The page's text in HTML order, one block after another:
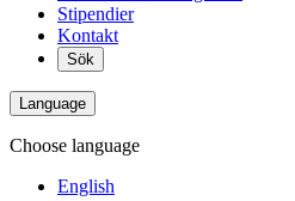
Stipendier
Kontakt
Sök
Language
Choose language
English